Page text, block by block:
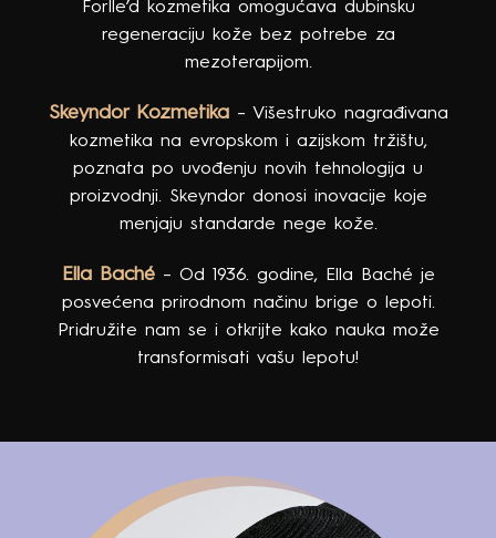
dobitnika Nobelove nagrade, Koichi Tanake.
Forlle’d kozmetika omogućava dubinsku
regeneraciju kože bez potrebe za
mezoterapijom.
Skeyndor Kozmetika– Višestruko nagrađivana
kozmetika na evropskom i azijskom tržištu,
poznata po uvođenju novih tehnologija u
proizvodnji. Skeyndor donosi inovacije koje
menjaju standarde nege kože.
Ella Baché – Od 1936. godine, Ella Baché je
posvećena prirodnom načinu brige o lepoti.
Pridružite nam se i otkrijte kako nauka može